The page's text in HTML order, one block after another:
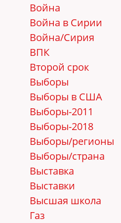
Война
Война в Сирии
Война/Сирия
ВПК
Второй срок
Выборы
Выборы в США
Выборы-2011
Выборы-2018
Выборы/регионы
Выборы/страна
Выставка
Выставки
Высшая школа
Газ